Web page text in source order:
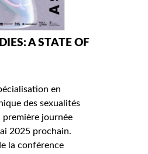
A STATE OF
en
des sexualités
première journée
2025 prochain.
la conférence